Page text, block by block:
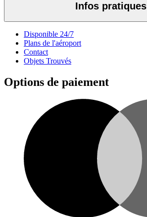
Infos pratiques
Disponible 24/7
Plans de l'aéroport
Contact
Objets Trouvés
Options de paiement